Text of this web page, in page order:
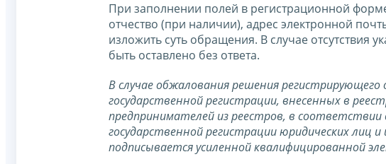
При заполнении полей в регистрационной
отчество (при наличии), адрес электронной
изложить суть обращения. В случае отсутствия
быть оставлено без ответа.
В случае обжалования решения регистрирующего
государственной регистрации, внесенных в
предпринимателей из реестров, в
государственной регистрации юридических лиц
подписывается усиленной квалифицированной